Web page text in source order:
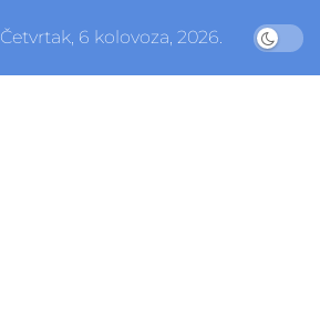
Četvrtak, 6 kolovoza, 2026.